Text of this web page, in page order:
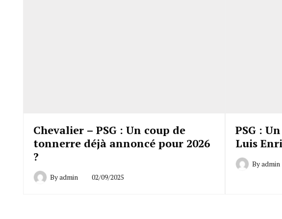
Chevalier – PSG : Un coup de
tonnerre déjà annoncé pour 2026
?
Byadmin 02/09/2025
PSG :
Luis
Byadmin